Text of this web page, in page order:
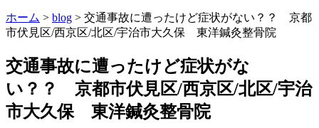
ホーム > blog > 交通事故に遭ったけど症状がない？？ 京都
市伏見区/西京区/北区/宇治市大久保 東洋鍼灸整骨院
交通事故に遭ったけど症状がな
い？？ 京都市伏見区/西京区/北区/宇治
市大久保 東洋鍼灸整骨院